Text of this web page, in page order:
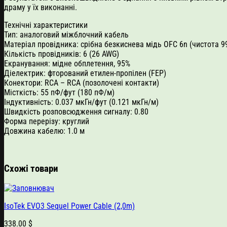
драму у їх виконанні.
Технічні характеристики
Тип: аналоговий міжблочний кабель
Матеріал провідника: срібна безкиснева мідь ОFС 6n (чистота
Кількість провідників: 6 (26 AWG)
Екранування: мідне обплетення, 95%
Діелектрик: фторований етилен-пропілен (FEP)
Конектори: RCA – RCA (позолочені контакти)
Місткість: 55 пФ/фут (180 пФ/м)
Індуктивність: 0.037 мкГн/фут (0.121 мкГн/м)
Швидкість розповсюдження сигналу: 0.80
Форма перерізу: круглий
Довжина кабелю: 1.0 м
Схожі товари
IsoTek EVO3 Sequel Power Cable (2,0m)
338.00 $